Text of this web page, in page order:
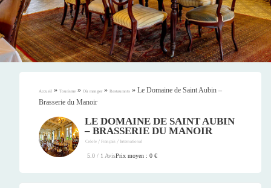
Accueil » Tourisme » Où manger » Restaurants » Le Domaine de Saint Aubin –
Brasserie du Manoir
LE DOMAINE DE SAINT AUBIN
– BRASSERIE DU MANOIR
Créole / Français / International
5.0 / 1 AvisPrix moyen : 0 €